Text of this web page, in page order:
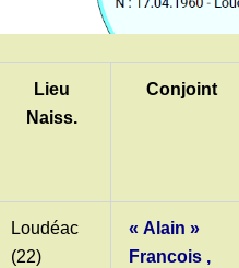
Lieu
Naiss.
Conjoint
Loudéac
(22)
« Alain »
Francois ,